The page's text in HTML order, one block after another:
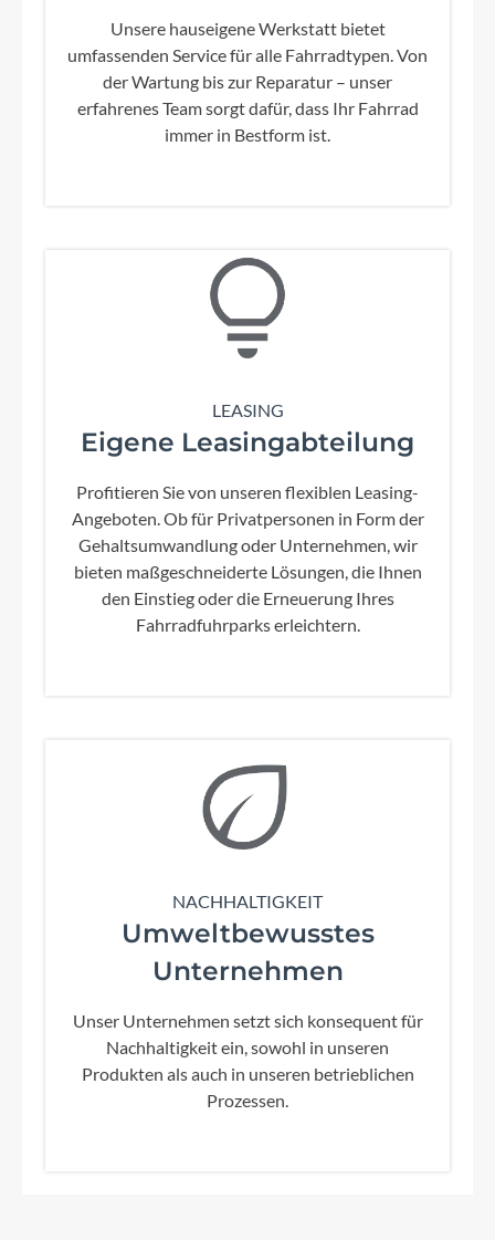
Unsere hauseigene Werkstatt bietet
umfassenden Service für alle Fahrradtypen. Von
der Wartung bis zur Reparatur – unser
erfahrenes Team sorgt dafür, dass Ihr Fahrrad
immer in Bestform ist.
LEASING
Eigene Leasingabteilung
Profitieren Sie von unseren flexiblen Leasing-
Angeboten. Ob für Privatpersonen in Form der
Gehaltsumwandlung oder Unternehmen, wir
bieten maßgeschneiderte Lösungen, die Ihnen
den Einstieg oder die Erneuerung Ihres
Fahrradfuhrparks erleichtern.
NACHHALTIGKEIT
Umweltbewusstes
Unternehmen
Unser Unternehmen setzt sich konsequent für
Nachhaltigkeit ein, sowohl in unseren
Produkten als auch in unseren betrieblichen
Prozessen.